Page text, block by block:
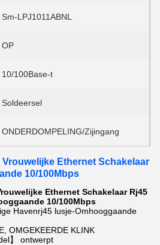
Sm-LPJ1011ABNL
OP
10/100Base-t
Soldeersel
ONDERDOMPELING/Zijingang
Ethernet Schakelaar
10/100Mbps
Ethernet Schakelaar Rj45
10/100Mbps
Havenrj45 lusje-Omhooggaande
OMGEKEERDE KLINK
】 ontwerpt